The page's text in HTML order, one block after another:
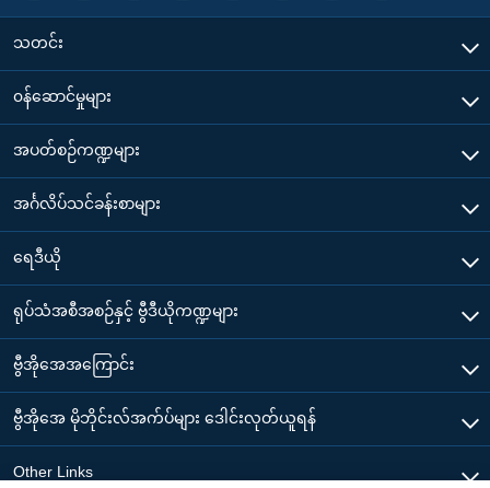
သတင်း
၀န်ဆောင်မှုများ
အပတ်စဉ်ကဏ္ဍများ
အင်္ဂလိပ်သင်ခန်းစာများ
ရေဒီယို
ရုပ်သံအစီအစဉ်နှင့် ဗွီဒီယိုကဏ္ဍများ
ဗွီအိုအေအကြောင်း
ဗွီအိုအေ မိုဘိုင်းလ်အက်ပ်များ ဒေါင်းလုတ်ယူရန်
Other Links